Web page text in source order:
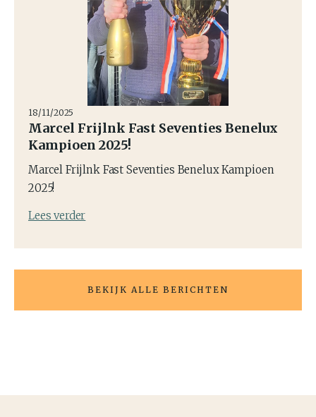
18/11/2025
Marcel Frijlnk Fast Seventies Benelux
Kampioen 2025!
Marcel Frijlnk Fast Seventies Benelux Kampioen
2025!
Lees verder
BEKIJK ALLE BERICHTEN